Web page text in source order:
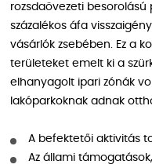
rozsdaövezeti besorolású
százalékos áfa
vásárlók zsebében. Ez a
területeket emelt ki a
elhanyagolt ipari zónák
lakóparkoknak adnak
A befektetői aktivitás
Az állami